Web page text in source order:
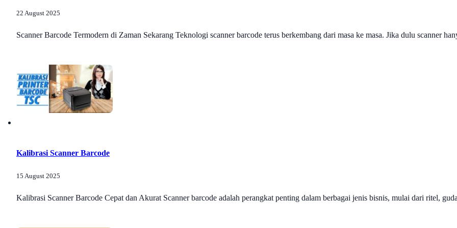
22 August 2025
Scanner Barcode Termodern di Zaman Sekarang Teknologi scanner barcode terus berkembang dari masa ke masa. Jika dulu scanner
Kalibrasi Scanner Barcode
15 August 2025
Kalibrasi Scanner Barcode Cepat dan Akurat Scanner barcode adalah perangkat penting dalam berbagai jenis bisnis, mulai dari ritel,